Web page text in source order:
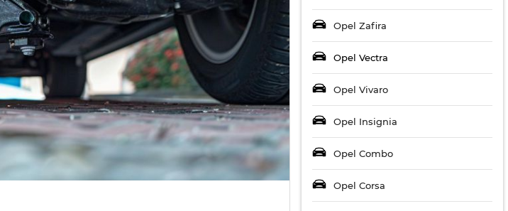
Opel Zafira
Opel Vectra
Opel Vivaro
Opel Insignia
Opel Combo
Opel Corsa